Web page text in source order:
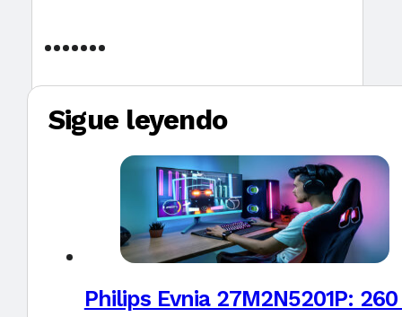
Sigue leyendo
Philips Evnia 27M2N5201P: